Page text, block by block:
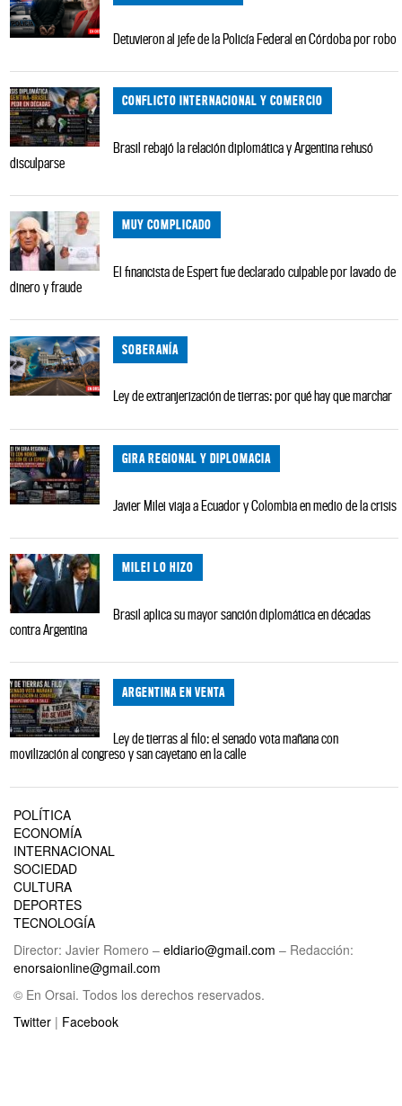
Detuvieron al jefe de la Policía Federal en Córdoba por robo
CONFLICTO INTERNACIONAL Y COMERCIO
Brasil rebajó la relación diplomática y Argentina rehusó
disculparse
MUY COMPLICADO
El financista de Espert fue declarado culpable por lavado de
dinero y fraude
SOBERANÍA
Ley de extranjerización de tierras: por qué hay que marchar
GIRA REGIONAL Y DIPLOMACIA
Javier Milei viaja a Ecuador y Colombia en medio de la crisis
MILEI LO HIZO
Brasil aplica su mayor sanción diplomática en décadas
contra Argentina
ARGENTINA EN VENTA
Ley de tierras al filo: el senado vota mañana con
movilización al congreso y san cayetano en la calle
POLÍTICA
ECONOMÍA
INTERNACIONAL
SOCIEDAD
CULTURA
DEPORTES
TECNOLOGÍA
Director: Javier Romero – eldiario@gmail.com – Redacción:
enorsaionline@gmail.com
© En Orsai. Todos los derechos reservados.
Twitter | Facebook